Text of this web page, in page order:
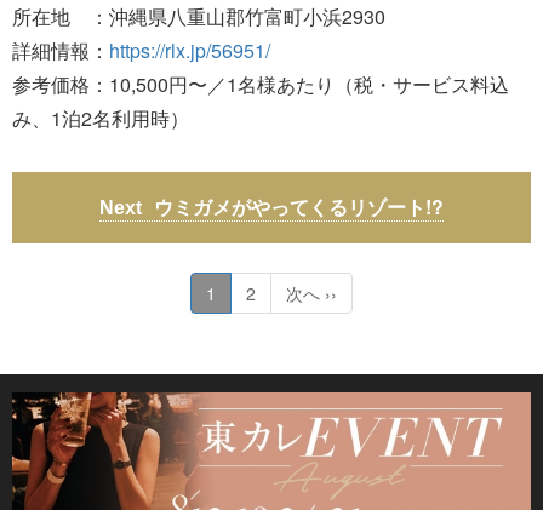
所在地 ：沖縄県八重山郡竹富町小浜2930
詳細情報： https://rlx.jp/56951/
参考価格：10,500円〜／1名様あたり（税・サービス料込
み、1泊2名利用時）
ウミガメがやってくるリゾート!?
1 2 次へ ››